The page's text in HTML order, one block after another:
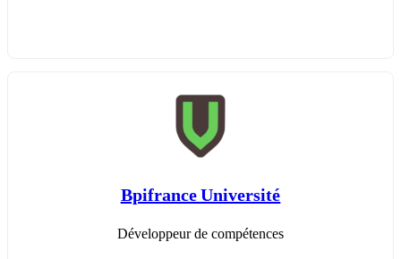
Bpifrance Université
Développeur de compétences